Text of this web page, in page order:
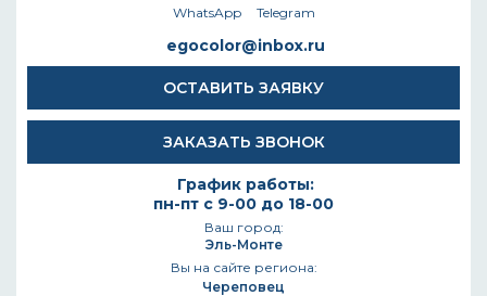
WhatsApp Telegram
egocolor@inbox.ru
ОСТАВИТЬ ЗАЯВКУ
ЗАКАЗАТЬ ЗВОНОК
График работы:
пн-пт с 9-00 до 18-00
Ваш город:
Эль-Монте
Вы на сайте региона:
Череповец